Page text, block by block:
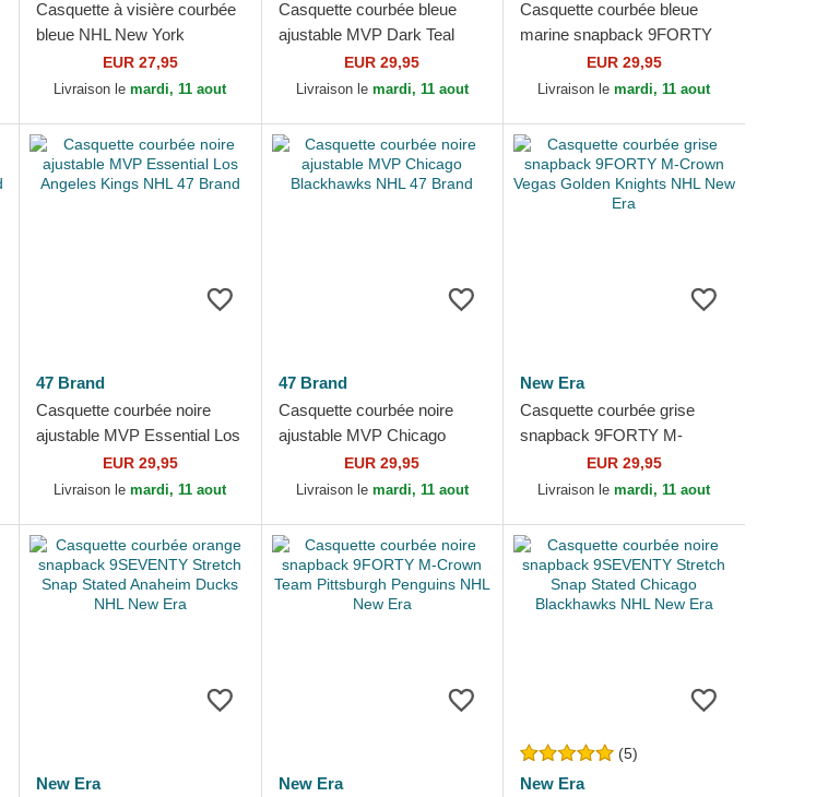
Casquette à visière courbée
bleue NHL New York
Rangers 47 Brand
EUR 27,95
Livraison lemardi, 11 aout
Casquette courbée bleue
ajustable MVP Dark Teal
San Jose Sharks NHL 47
Brand
EUR 29,95
Livraison le mardi, 11 aout
Casquette courbée bleue
marine snapback 9FORTY
M-Crown Team Toronto
Maple Leafs NHL New Era
EUR 29,95
Livraison lemardi, 11 aout
47 Brand
Casquette courbée noire
ajustable MVP Essential Los
Angeles Kings NHL 47 Brand
EUR 29,95
Livraison lemardi, 11 aout
47 Brand
Casquette courbée noire
ajustable MVP Chicago
Blackhawks NHL 47 Brand
EUR 29,95
Livraison le mardi, 11 aout
New Era
Casquette courbée grise
snapback 9FORTY M-
Crown Vegas Golden
Knights NHL New Era
EUR 29,95
Livraison lemardi, 11 aout
New Era
New Era
(5)
New Era